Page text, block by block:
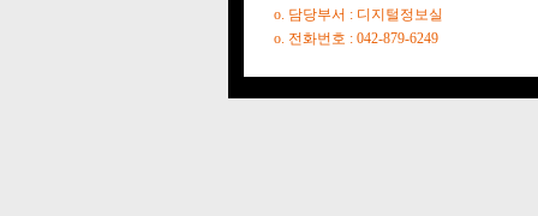
o. 담당부서 : 디지털정보실
o. 전화번호 : 042-879-6249